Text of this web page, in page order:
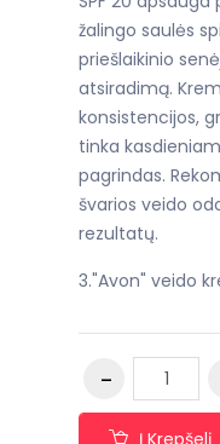
žalingo saulės
priešlaikinio
atsiradimą.
konsistencijos,
tinka
pagrindas.
švarios veido
rezultatų.
3."Avon" veido
Į Krepšelį